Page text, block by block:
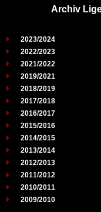
Archiv
2023/2024
2022/2023
2021/2022
2019/2021
2018/2019
2017/2018
2016/2017
2015/2016
2014/2015
2013/2014
2012/2013
2011/2012
2010/2011
2009/2010